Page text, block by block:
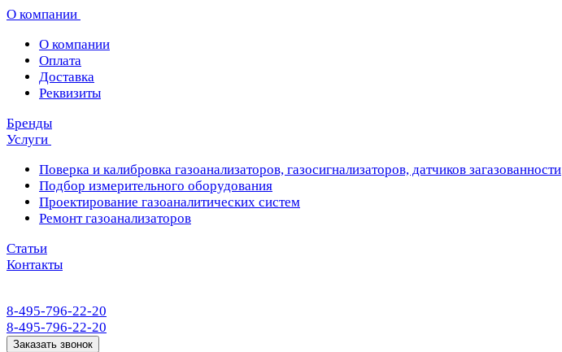
О компании
О компании
Оплата
Доставка
Реквизиты
Бренды
Услуги
Поверка и калибровка газоанализаторов, газосигнализаторов, датчиков загазованности
Подбор измерительного оборудования
Проектирование газоаналитических систем
Ремонт газоанализаторов
Статьи
Контакты
8-495-796-22-20
8-495-796-22-20
Заказать звонок